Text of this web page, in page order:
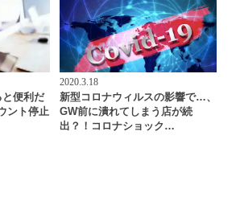
便利だ
ント停止
2020.3.18
新型コロナウィルスの影響で…、
GW前に潰れてしまう店が続
出？！コロナショック…